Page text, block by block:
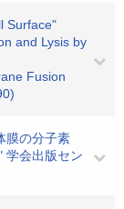
Surface"
and Lysis by
Fusion
膜の分子素
学会出版セン